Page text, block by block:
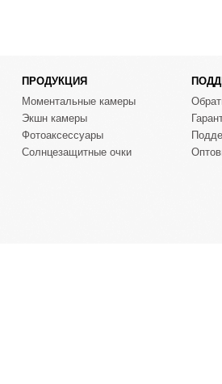
ПРОДУКЦИЯ
Моментальные камеры
Экшн камеры
Фотоаксессуары
Солнцезащитные очки